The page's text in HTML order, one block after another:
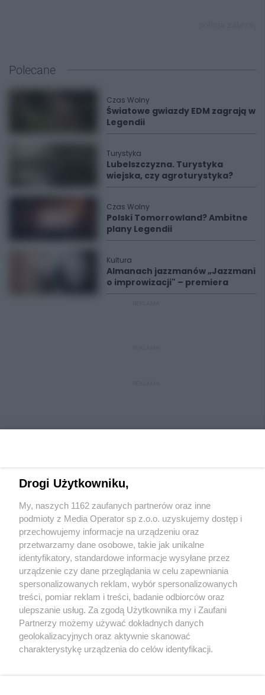
Polecane
Czas Wolny
Światowe gwiazdy EDM zagrają w
Legendii
Turystyka
Lubelszczyzna. Turystyka
wiejska, czy agroturystyka?
Czas Wolny
Polski Tomorrowland? Ambitne
plany Legendii
Kultura
Almanach jazzmanów „Jazzmani
o improwizacji" – premiera
Nie zapomnij
zapoznać się z:
polityką prywatności regulamin korzystania z portali
Twojemiasto
Piekary Śląskie
Chorzów
Tarnowskie Góry
Ruda Śląska
Świętochłowice
Skontakuj sięz nami
Kontakt
Wydawca
Redakcja
Reklama
Drogi Użytkowniku,
My, naszych 1162 zaufanych partnerów oraz inne
podmioty z Media Operator sp z.o.o. uzyskujemy dostęp i
przechowujemy informacje na urządzeniu oraz
przetwarzamy dane osobowe, takie jak unikalne
identyfikatory, standardowe informacje wysyłane przez
urządzenie czy dane przeglądania w celu zapewniania
spersonalizowanych reklam, wybór spersonalizowanych
treści, pomiar reklam i treści, badanie odbiorców oraz
ulepszanie usług. Za zgodą Użytkownika my i Zaufani
Partnerzy możemy używać dokładnych danych
geolokalizacyjnych oraz aktywnie skanować
charakterystykę urządzenia do celów identyfikacji.